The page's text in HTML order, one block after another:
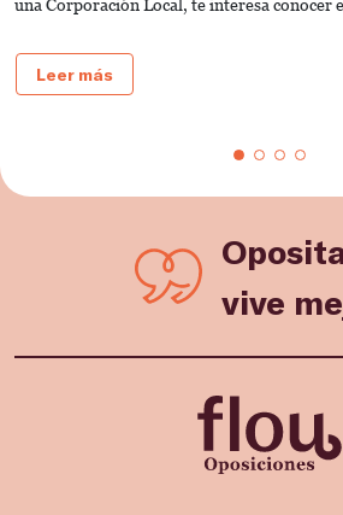
una Corporación Local, te interesa conocer
Leer más
vive